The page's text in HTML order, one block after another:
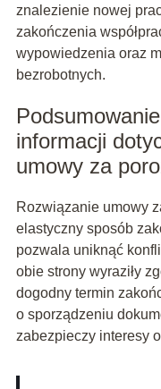
znalezienie nowej
zakończenia
wypowiedzenia oraz
bezrobotnych.
informacji
umowy za
Rozwiązanie umowy
elastyczny sposób
pozwala uniknąć
obie strony wyraziły
dogodny termin
o sporządzeniu
zabezpieczy interesy